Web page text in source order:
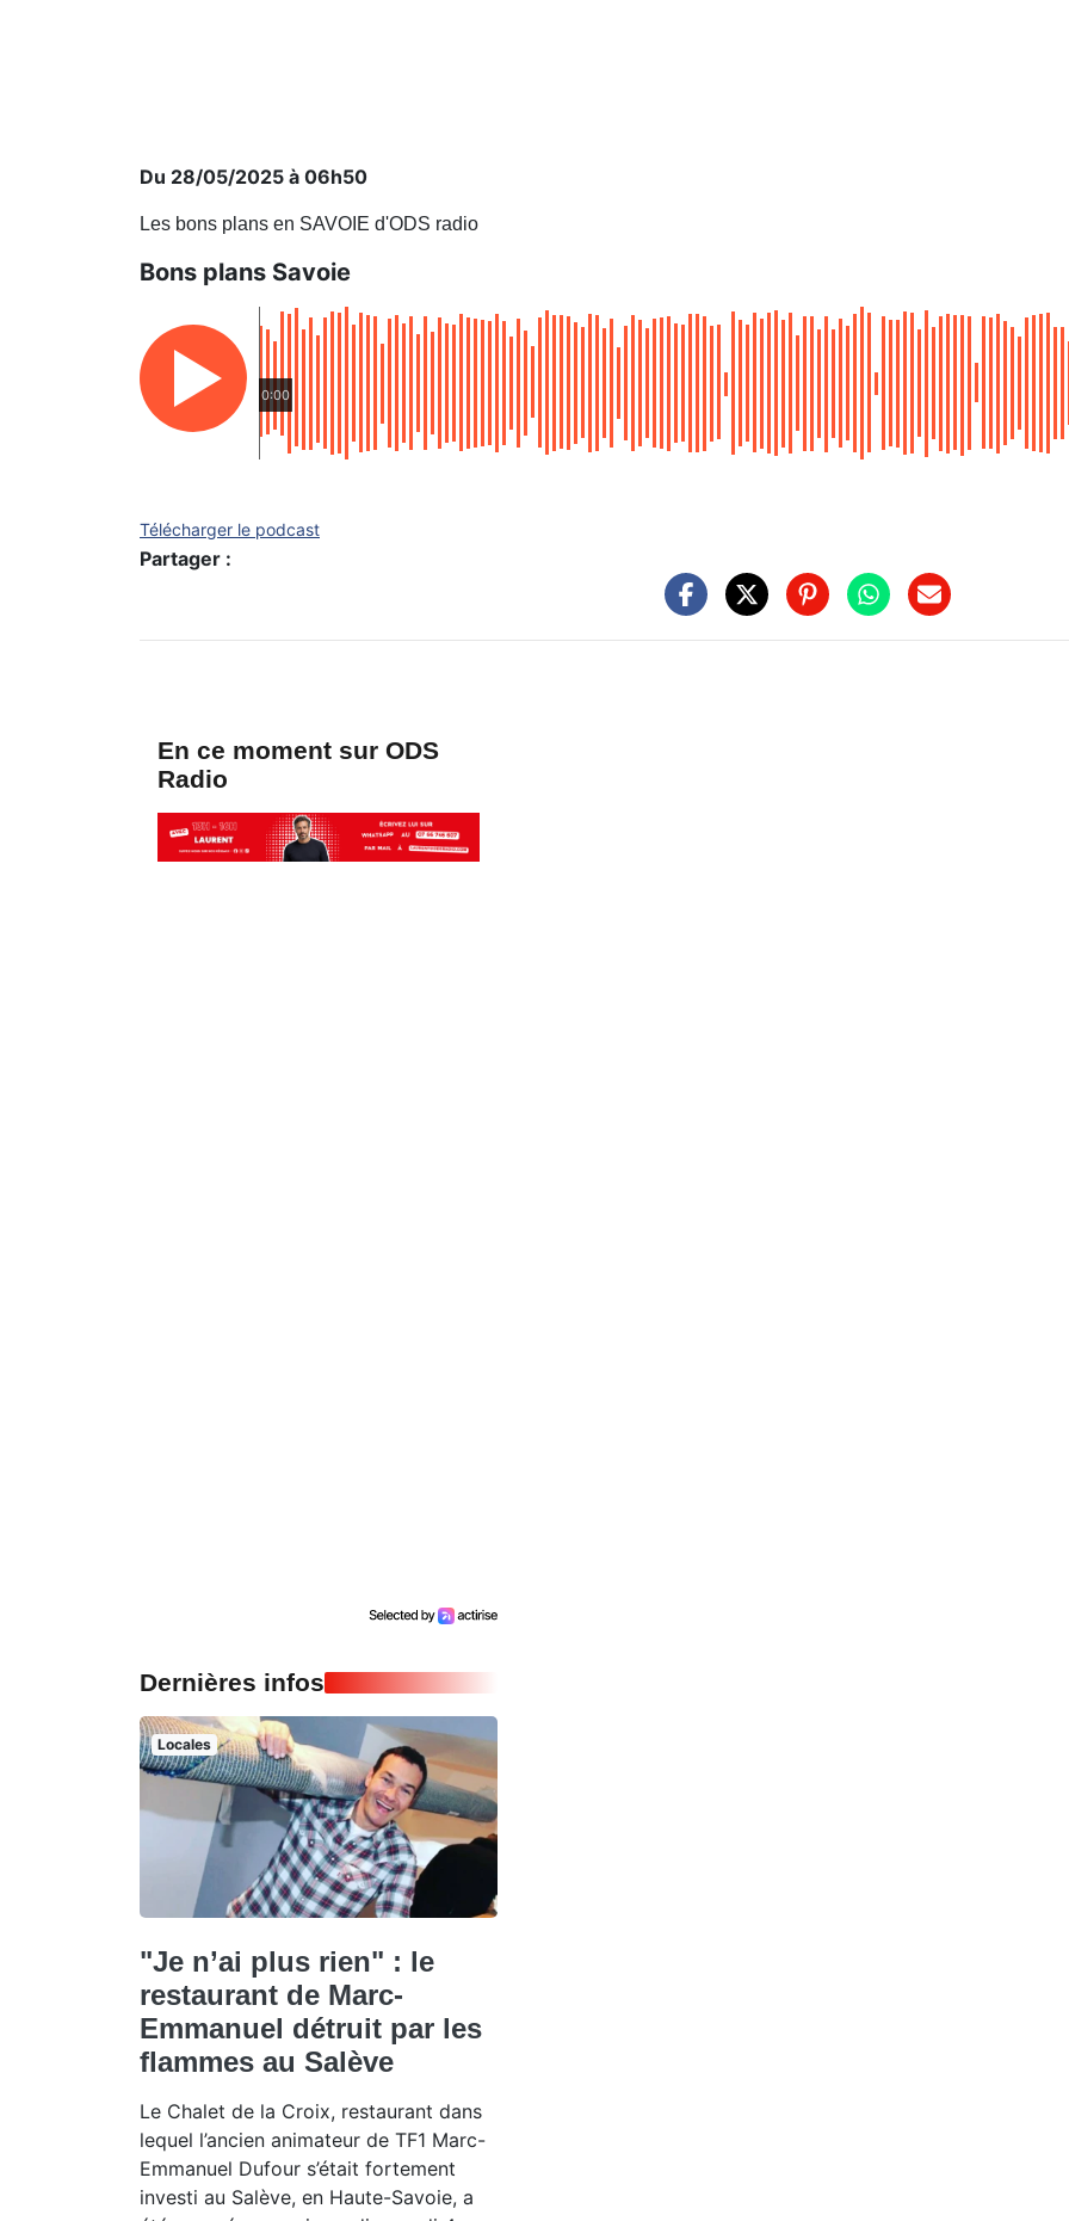
Du 28/05/2025 à 06h50
Les bons plans en SAVOIE d'ODS radio
Bons plans Savoie
0:00
Télécharger le podcast
Partager :
En ce moment sur ODS
Radio
Dernières infos
Locales
"Je n’ai plus rien" : le
restaurant de Marc-
Emmanuel détruit par les
flammes au Salève
Le Chalet de la Croix, restaurant dans
lequel l’ancien animateur de TF1 Marc-
Emmanuel Dufour s’était fortement
investi au Salève, en Haute-Savoie, a